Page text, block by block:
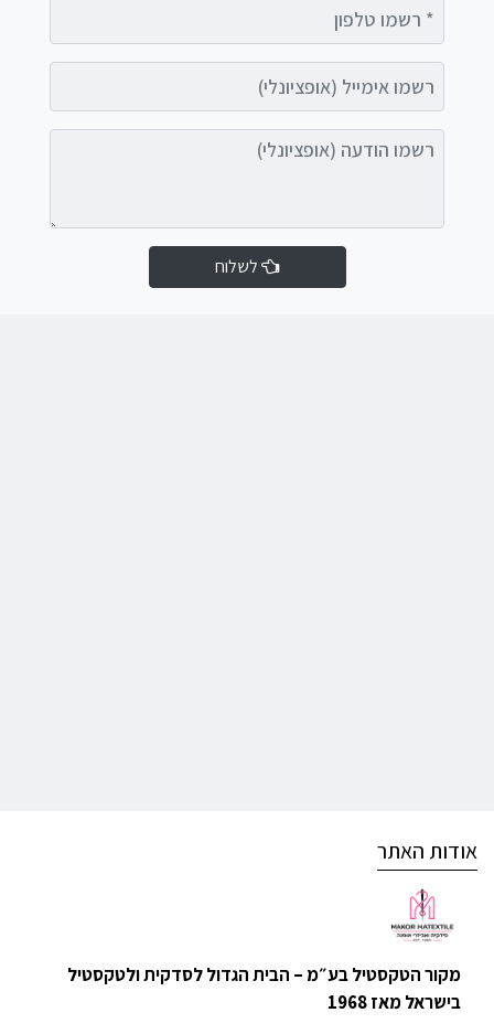
רשמו הודעה (אופציונלי)
לשלוח
אודות האתר
מקור הטקסטיל בע״מ – הבית הגדול לסדקית ולטקסטיל
בישראל מאז 1968